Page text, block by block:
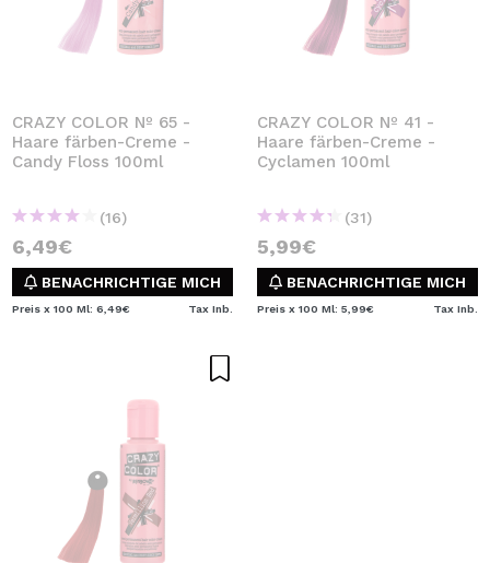
CRAZY COLOR Nº 65 -
Haare färben-Creme -
Candy Floss 100ml
(16)
6,49€
BENACHRICHTIGE MICH
Preis x 100 Ml: 6,49€ Tax Inb.
CRAZY COLOR Nº 41 -
Haare färben-Creme -
Cyclamen 100ml
(31)
5,99€
BENACHRICHTIGE MICH
Preis x 100 Ml: 5,99€ Tax Inb.